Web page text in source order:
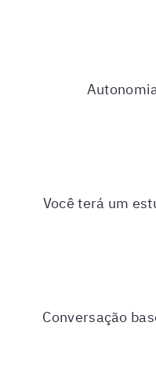
Você terá um
Conversação